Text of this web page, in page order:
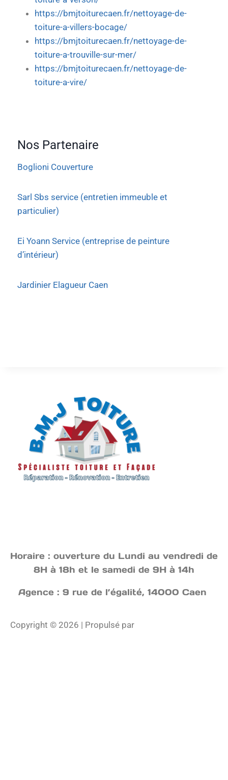
https://bmjtoiturecaen.fr/nettoyage-de-
toiture-a-villers-bocage/
https://bmjtoiturecaen.fr/nettoyage-de-
toiture-a-trouville-sur-mer/
https://bmjtoiturecaen.fr/nettoyage-de-
toiture-a-vire/
Nos Partenaire
Boglioni Couverture
Sarl Sbs service (entretien immeuble et
particulier)
Ei Yoann Service (entreprise de peinture
d’intérieur)
Jardinier Elagueur Caen
Horaire : ouverture du Lundi au vendredi de
8H à 18h et le samedi de 9H à 14h
Agence : 9 rue de l’égalité, 14000 Caen
Copyright © 2026 | Propulsé par